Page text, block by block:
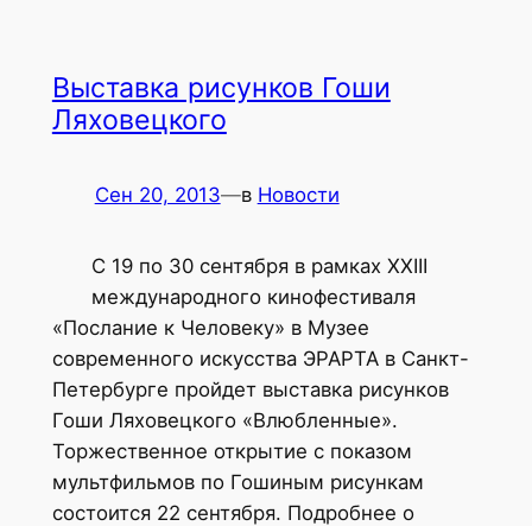
Выставка рисунков Гоши
Ляховецкого
Сен 20, 2013—в Новости
C 19 по 30 сентября в рамках XXIII
международного кинофестиваля
«Послание к Человеку» в Музее
современного искусства ЭРАРТА в Санкт-
Петербурге пройдет выставка рисунков
Гоши Ляховецкого «Влюбленные».
Торжественное открытие с показом
мультфильмов по Гошиным рисункам
состоится 22 сентября. Подробнее о